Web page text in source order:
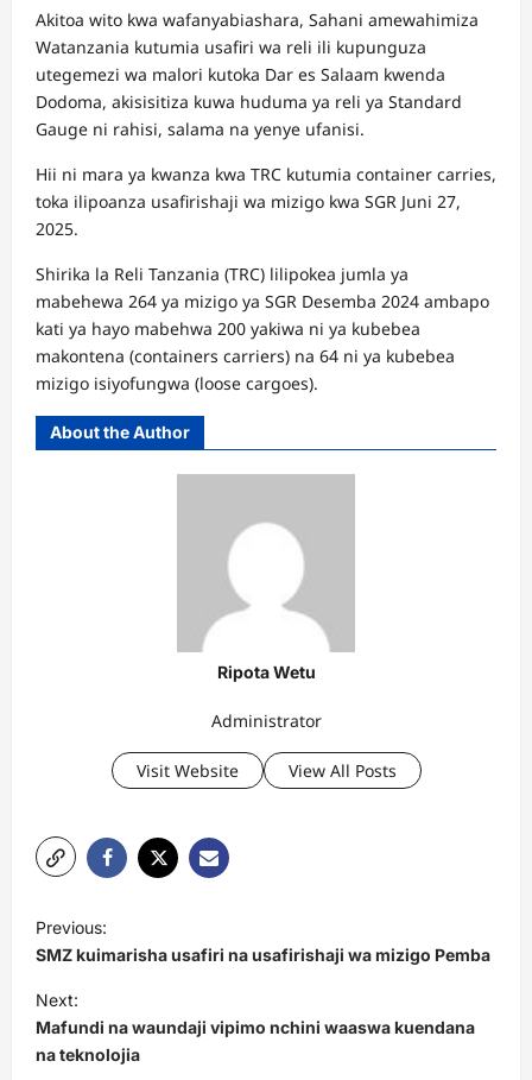
Akitoa wito kwa wafanyabiashara, Sahani amewahimiza
Watanzania kutumia usafiri wa reli ili kupunguza
utegemezi wa malori kutoka Dar es Salaam kwenda
Dodoma, akisisitiza kuwa huduma ya reli ya Standard
Gauge ni rahisi, salama na yenye ufanisi.
Hii ni mara ya kwanza kwa TRC kutumia container carries,
toka ilipoanza usafirishaji wa mizigo kwa SGR Juni 27,
2025.
Shirika la Reli Tanzania (TRC) lilipokea jumla ya
mabehewa 264 ya mizigo ya SGR Desemba 2024 ambapo
kati ya hayo mabehwa 200 yakiwa ni ya kubebea
makontena (containers carriers) na 64 ni ya kubebea
mizigo isiyofungwa (loose cargoes).
About the Author
Ripota Wetu
Administrator
Visit Website View All Posts
o
s
t
n
Previous:
SMZ kuimarisha usafiri na usafirishaji wa mizigo Pemba
Next:
Mafundi na waundaji vipimo nchini waaswa kuendana
na teknolojia